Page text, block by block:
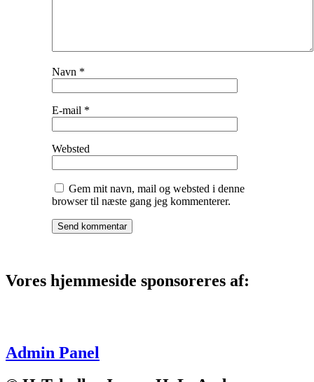
Navn *
E-mail *
Websted
Gem mit navn, mail og websted i denne
browser til næste gang jeg kommenterer.
Vores hjemmeside sponsoreres af:
Admin Panel